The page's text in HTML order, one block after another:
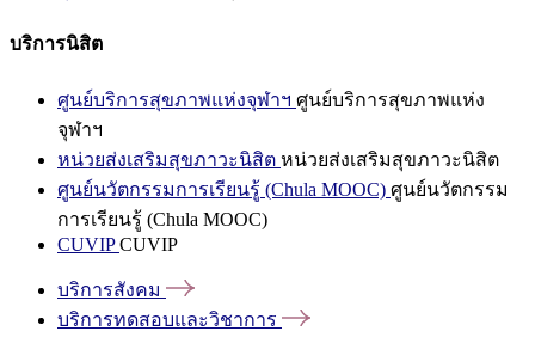
บริการนิสิต
ศูนย์บริการสุขภาพแห่งจุฬาฯ ศูนย์บริการสุขภาพแห่ง
จุฬาฯ
หน่วยส่งเสริมสุขภาวะนิสิต หน่วยส่งเสริมสุขภาวะนิสิต
ศูนย์นวัตกรรมการเรียนรู้ (Chula MOOC) ศูนย์นวัตกรรม
การเรียนรู้ (Chula MOOC)
CUVIPCUVIP
บริการสังคม
บริการทดสอบและวิชาการ